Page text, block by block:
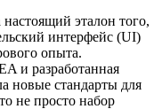
эталон того,
интерфейс (UI)
опыта.
и разработанная
новые стандарты для
не просто набор